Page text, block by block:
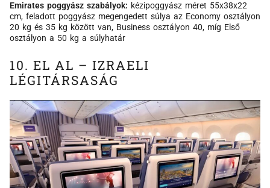
Emirates poggyász szabályok: kézipoggyász méret 55x38x22
cm, feladott poggyász megengedett súlya az Economy osztályon
20 kg és 35 kg között van, Business osztályon 40, míg Első
osztályon a 50 kg a súlyhatár
10. EL AL – IZRAELI
LÉGITÁRSASÁG